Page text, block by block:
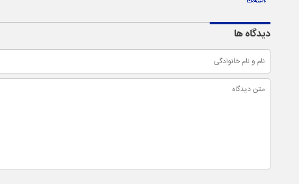
دیدگاه ها